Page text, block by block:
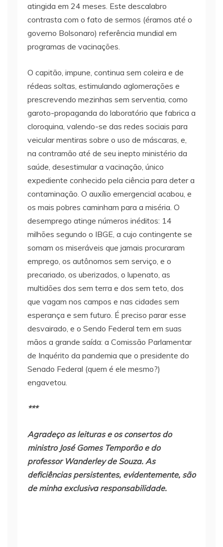
atingida em 24 meses. Este descalabro
contrasta com o fato de sermos (éramos até o
governo Bolsonaro) referência mundial em
programas de vacinações.
O capitão, impune, continua sem coleira e de
rédeas soltas, estimulando aglomerações e
prescrevendo mezinhas sem serventia, como
garoto-propaganda do laboratório que fabrica a
cloroquina, valendo-se das redes sociais para
veicular mentiras sobre o uso de máscaras, e,
na contramão até de seu inepto ministério da
saúde, desestimular a vacinação, único
expediente conhecido pela ciência para deter a
contaminação. O auxílio emergencial acabou, e
os mais pobres caminham para a miséria. O
desemprego atinge números inéditos: 14
milhões segundo o IBGE, a cujo contingente se
somam os miseráveis que jamais procuraram
emprego, os autônomos sem serviço, e o
precariado, os uberizados, o lupenato, as
multidões dos sem terra e dos sem teto, dos
que vagam nos campos e nas cidades sem
esperança e sem futuro. É preciso parar esse
desvairado, e o Sendo Federal tem em suas
mãos a grande saída: a Comissão Parlamentar
de Inquérito da pandemia que o presidente do
Senado Federal (quem é ele mesmo?)
engavetou.
***
Agradeço as leituras e os consertos do
ministro José Gomes Temporão e do
professor Wanderley de Souza. As
deficiências persistentes, evidentemente, são
de minha exclusiva responsabilidade.